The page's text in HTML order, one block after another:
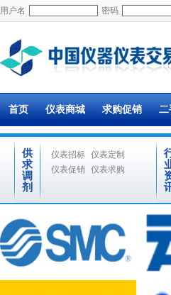
用户名 密码
首页 仪表商城 求购促销 二
供
求
调
剂
仪表招标 仪表定制
仪表促销
仪表求购